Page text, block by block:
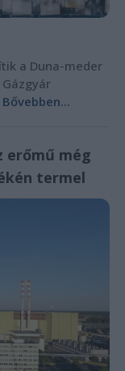
a Duna-meder
Bővebben...
erőmű még
termel